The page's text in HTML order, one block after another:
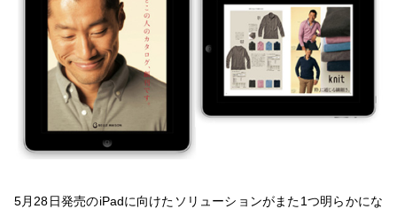
5月28日発売のiPadに向けたソリューションがまた1つ明らかにな